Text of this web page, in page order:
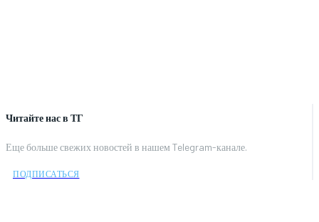
Читайте нас в ТГ
Еще больше свежих новостей в нашем Telegram-канале.
ПОДПИСАТЬСЯ